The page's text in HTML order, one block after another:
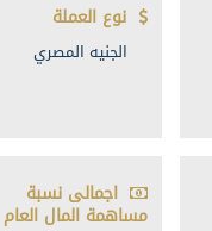
نوع العملة
الجنيه المصري
اجمالى نسبة
مساهمة المال العام